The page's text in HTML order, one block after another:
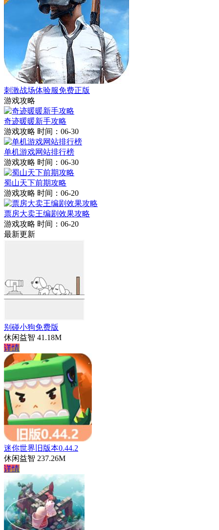
刺激战场体验服免费正版
游戏攻略
奇迹暖暖新手攻略
游戏攻略 时间：06-30
单机游戏网站排行榜
游戏攻略 时间：06-30
蜀山天下前期攻略
游戏攻略 时间：06-20
票房大卖王编剧效果攻略
游戏攻略 时间：06-20
最新更新
别碰小狗免费版
休闲益智 41.18M
详情
迷你世界旧版本0.44.2
休闲益智 237.26M
详情